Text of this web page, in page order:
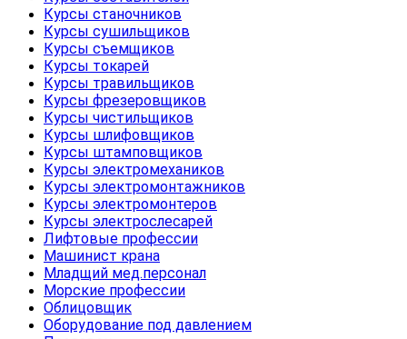
Курсы станочников
Курсы сушильщиков
Курсы съемщиков
Курсы токарей
Курсы травильщиков
Курсы фрезеровщиков
Курсы чистильщиков
Курсы шлифовщиков
Курсы штамповщиков
Курсы электромехаников
Курсы электромонтажников
Курсы электромонтеров
Курсы электрослесарей
Лифтовые профессии
Машинист крана
Младщий мед.персонал
Морские профессии
Облицовщик
Оборудование под давлением